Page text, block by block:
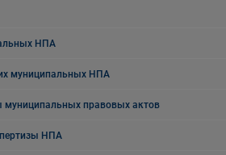
НПА
муниципальных НПА
муниципальных правовых актов
НПА